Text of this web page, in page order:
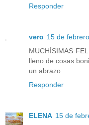
Responder
vero 15 de
MUCHÍSIMAS
lleno de cosas
un abrazo
Responder
ELENA 15 de